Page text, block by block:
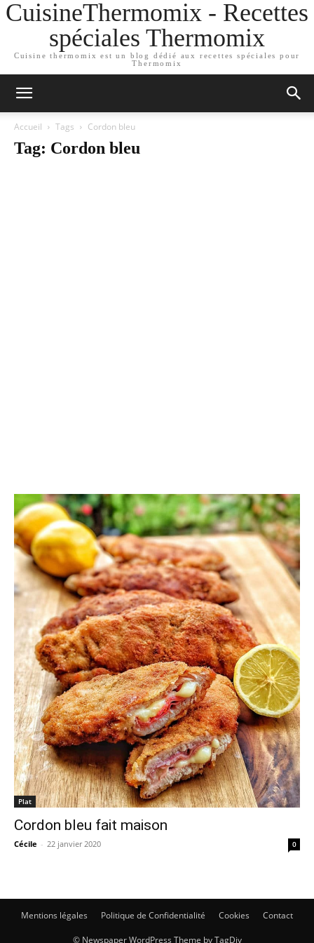
CuisineThermomix - Recettes
spéciales Thermomix
Cuisine thermomix est un blog dédié aux recettes spéciales pour
Thermomix
Accueil Tags Cordon bleu
Tag: Cordon bleu
Plat
Cordon bleu fait maison
Cécile - 22 janvier 2020 0
Mentions légales Politique de Confidentialité Cookies Contact
© Newspaper WordPress Theme by TagDiv